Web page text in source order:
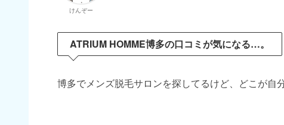
けんぞー
ATRIUM HOMME博多の口コミが気になる…。
博多でメンズ脱毛サロンを探してるけど、どこが自